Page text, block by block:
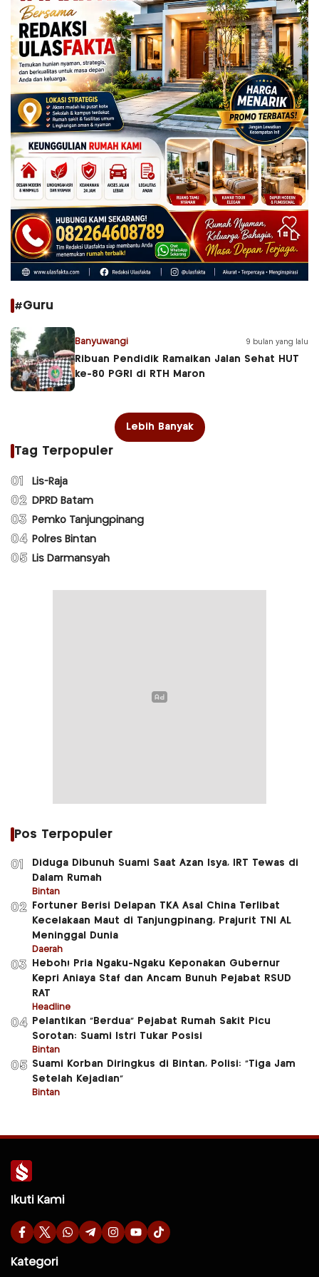
#Guru
Banyuwangi 9 bulan yang lalu
Ribuan Pendidik Ramaikan Jalan Sehat HUT
ke-80 PGRI di RTH Maron
Lebih Banyak
Tag Terpopuler
01 Lis-Raja
02 DPRD Batam
03 Pemko Tanjungpinang
04 Polres Bintan
05 Lis Darmansyah
Pos Terpopuler
01
Diduga Dibunuh Suami Saat Azan Isya, IRT Tewas di
Dalam Rumah
Bintan
02
Fortuner Berisi Delapan TKA Asal China Terlibat
Kecelakaan Maut di Tanjungpinang, Prajurit TNI AL
Meninggal Dunia
Daerah
03
Heboh! Pria Ngaku-Ngaku Keponakan Gubernur
Kepri Aniaya Staf dan Ancam Bunuh Pejabat RSUD
RAT
Headline
04
Pelantikan “Berdua” Pejabat Rumah Sakit Picu
Sorotan: Suami Istri Tukar Posisi
Bintan
05 Suami Korban Diringkus di Bintan, Polisi: “Tiga Jam
Setelah Kejadian”
Bintan
Ikuti Kami
Kategori